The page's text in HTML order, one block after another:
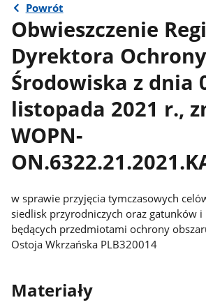
Powrót
Obwieszczenie
Dyrektora Ochrony
Środowiska z dnia
listopada 2021 r.,
WOPN-
w sprawie przyjęcia tymczasowych
siedlisk przyrodniczych oraz gatunków i
będących przedmiotami ochrony
Ostoja Wkrzańska PLB320014
Materiały